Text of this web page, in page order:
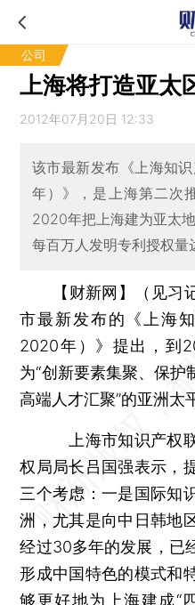
公司
上海将打造亚太
2012年07月20日 12:33
该市最新发布《上海知
年）》，是上海第二次
2020年把上海建为亚太
每百万人发明专利授权
【财新网】（见习
市最新发布的《上海
2020年）》提出，到
为“创新要素集聚、保护
高端人才汇聚”的亚洲太
上海市知识产权联
权局局长吕国强表示，
三个考虑：一是国际知
洲，尤其是向中日韩地
经过30多年的发展，已
形成中国特色的模式和
够更好地为上海建成“